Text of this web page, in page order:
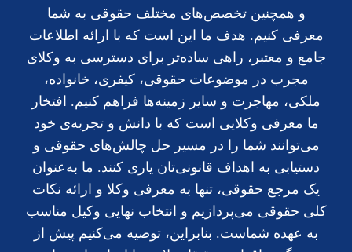
و همچنین تخصص‌های مختلف حقوقی به شما
معرفی کنیم. هدف ما این است که با ارائه اطلاعات
جامع و معتبر، راهی ساده‌تر برای دسترسی به وکلای
مجرب در موضوعات حقوقی، کیفری، خانواده،
ملکی، مهاجرت و سایر زمینه‌ها فراهم کنیم. افتخار
ما معرفی وکلایی است که با دانش و تجربه‌ی خود
می‌توانند شما را در مسیر حل چالش‌های حقوقی و
دستیابی به اهداف قانونی‌تان یاری کنند. ما به‌عنوان
یک مرجع حقوقی، تنها به معرفی وکلا و ارائه نکات
کلی حقوقی می‌پردازیم و انتخاب نهایی وکیل مناسب
به عهده شماست. بنابراین، توصیه می‌کنیم پیش از